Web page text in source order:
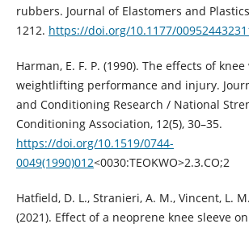
rubbers. Journal of Elastomers and
1212. https://doi.org/10.1177/
Harman, E. F. P. (1990). The effects of
weightlifting performance and injury.
and Conditioning Research / National
Conditioning Association, 12(5), 30–35.
https://doi.org/10.1519/0744-
0049(1990)012<0030:TEOKWO>2.3.CO;2
Hatfield, D. L., Stranieri, A. M., Vincent, L.
(2021). Effect of a neoprene knee sleeve